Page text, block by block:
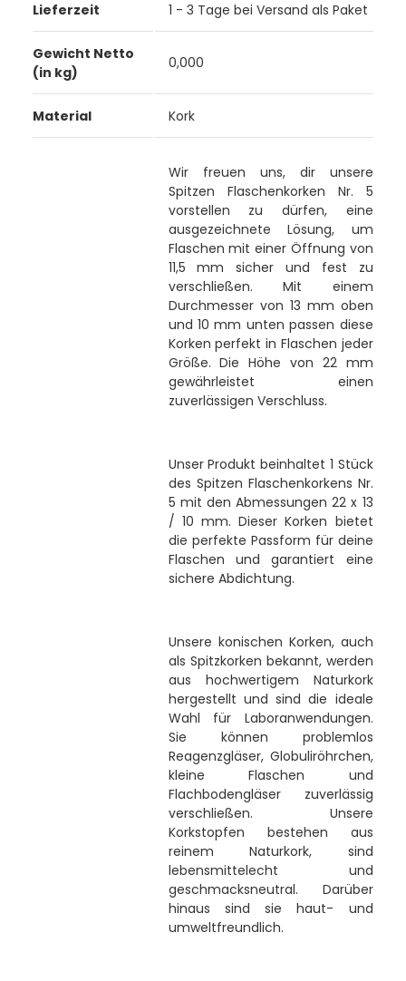
Lieferzeit 1 - 3 Tage bei Versand als Paket
Gewicht Netto
(in kg)
0,000
Material Kork
Wir freuen uns, dir unsere
Spitzen Flaschenkorken Nr. 5
vorstellen zu dürfen, eine
ausgezeichnete Lösung, um
Flaschen mit einer Öffnung von
11,5 mm sicher und fest zu
verschließen. Mit einem
Durchmesser von 13 mm oben
und 10 mm unten passen diese
Korken perfekt in Flaschen jeder
Größe. Die Höhe von 22 mm
gewährleistet einen
zuverlässigen Verschluss.
Unser Produkt beinhaltet 1 Stück
des Spitzen Flaschenkorkens Nr.
5 mit den Abmessungen 22 x 13
/ 10 mm. Dieser Korken bietet
die perfekte Passform für deine
Flaschen und garantiert eine
sichere Abdichtung.
Unsere konischen Korken, auch
als Spitzkorken bekannt, werden
aus hochwertigem Naturkork
hergestellt und sind die ideale
Wahl für Laboranwendungen.
Sie können problemlos
Reagenzgläser, Globuliröhrchen,
kleine Flaschen und
Flachbodengläser zuverlässig
verschließen. Unsere
Korkstopfen bestehen aus
reinem Naturkork, sind
lebensmittelecht und
geschmacksneutral. Darüber
hinaus sind sie haut- und
umweltfreundlich.